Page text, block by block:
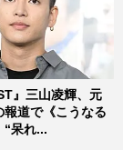
』三山凌輝、元
報道で《こうなる
“呆れ...